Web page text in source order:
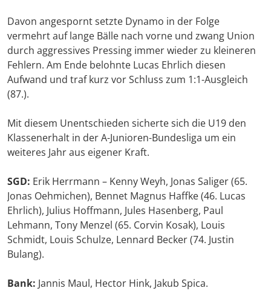
Davon angespornt setzte Dynamo in der Folge
vermehrt auf lange Bälle nach vorne und zwang Union
durch aggressives Pressing immer wieder zu kleineren
Fehlern. Am Ende belohnte Lucas Ehrlich diesen
Aufwand und traf kurz vor Schluss zum 1:1-Ausgleich
(87.).
Mit diesem Unentschieden sicherte sich die U19 den
Klassenerhalt in der A-Junioren-Bundesliga um ein
weiteres Jahr aus eigener Kraft.
SGD: Erik Herrmann – Kenny Weyh, Jonas Saliger (65.
Jonas Oehmichen), Bennet Magnus Haffke (46. Lucas
Ehrlich), Julius Hoffmann, Jules Hasenberg, Paul
Lehmann, Tony Menzel (65. Corvin Kosak), Louis
Schmidt, Louis Schulze, Lennard Becker (74. Justin
Bulang).
Bank: Jannis Maul, Hector Hink, Jakub Spica.